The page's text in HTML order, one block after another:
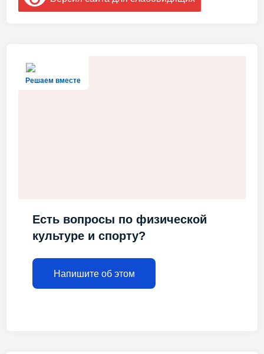
Решаем вместе
Есть вопросы по физической
культуре и спорту?
Напишите об этом